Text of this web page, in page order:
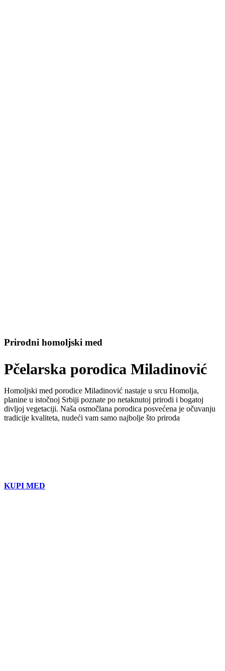
Prirodni homoljski med
Pčelarska porodica Miladinović
Homoljski med porodice Miladinović nastaje u srcu Homolja,
planine u istočnoj Srbiji poznate po netaknutoj prirodi i bogatoj
divljoj vegetaciji. Naša osmočlana porodica posvećena je očuvanju
tradicije kvaliteta, nudeći vam samo najbolje što priroda
KUPI MED